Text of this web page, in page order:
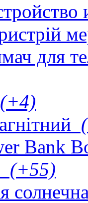
для
(+4)
Bank
(+55)